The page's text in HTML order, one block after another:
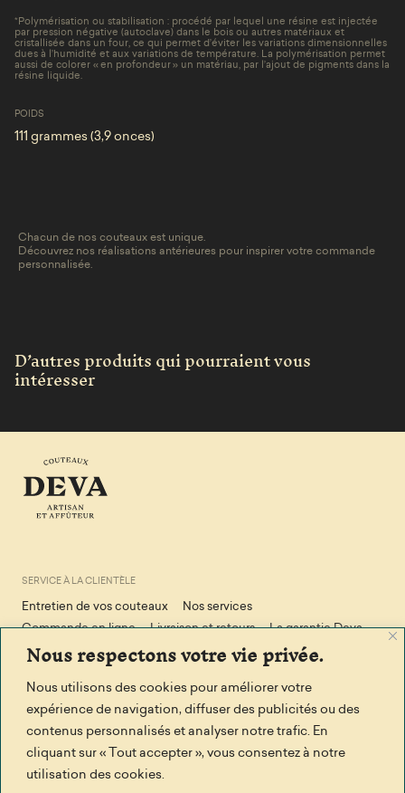
Nous respectons votre vie privée.
Nous utilisons des cookies pour améliorer votre
expérience de navigation, diffuser des publicités ou des
contenus personnalisés et analyser notre trafic. En
cliquant sur « Tout accepter », vous consentez à notre
utilisation des cookies.
*Polymérisation ou stabilisation : procédé par lequel une résine est injectée
par pression négative (autoclave) dans le bois ou autres matériaux et
cristallisée dans un four, ce qui permet d’éviter les variations dimensionnelles
dues à l’humidité et aux variations de température. La polymérisation permet
aussi de colorer « en profondeur » un matériau, par l’ajout de pigments dans la
résine liquide.
POIDS
111 grammes (3,9 onces)
Chacun de nos couteaux est unique.
Découvrez nos réalisations antérieures pour inspirer votre commande
personnalisée.
D’autres produits qui pourraient vous
intéresser
SERVICE À LA CLIENTÈLE
Entretien de vos couteaux
Nos services
Commande en ligne
Livraison et retours
La garantie Deva
Conditions de vente
Politique de confidendialité
Politique en matière de cookies
RESTONS EN CONTACT
Facebook Écrivez-nous